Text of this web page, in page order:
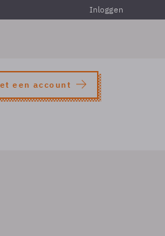
Inloggen
een account